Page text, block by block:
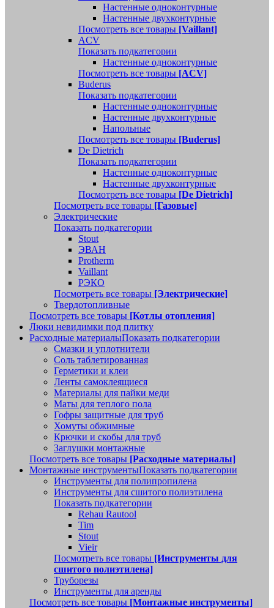
Настенные одноконтурные
Настенные двухконтурные
Посмотреть все товары [Vaillant]
ACV
Показать подкатегории
Настенные одноконтурные
Посмотреть все товары [ACV]
Buderus
Показать подкатегории
Настенные одноконтурные
Настенные двухконтурные
Напольные
Посмотреть все товары [Buderus]
De Dietrich
Показать подкатегории
Настенные одноконтурные
Настенные двухконтурные
Посмотреть все товары [De Dietrich]
Посмотреть все товары [Газовые]
Электрические
Показать подкатегории
Stout
ЭВАН
Protherm
Vaillant
РЭКО
Посмотреть все товары [Электрические]
Твердотопливные
Посмотреть все товары [Котлы отопления]
Люки невидимки под плитку
Расходные материалыПоказать подкатегории
Смазки и уплотнители
Соль таблетированная
Герметики и клеи
Ленты самоклеящиеся
Материалы для пайки меди
Маты для теплого пола
Гофры защитные для труб
Хомуты обжимные
Крючки и скобы для труб
Заглушки монтажные
Посмотреть все товары [Расходные материалы]
Монтажные инструментыПоказать подкатегории
Инструменты для полипропилена
Инструменты для сшитого полиэтилена
Показать подкатегории
Rehau Rautool
Tim
Stout
Vieir
Посмотреть все товары [Инструменты для
сшитого полиэтилена]
Труборезы
Инструменты для аренды
Посмотреть все товары [Монтажные инструменты]